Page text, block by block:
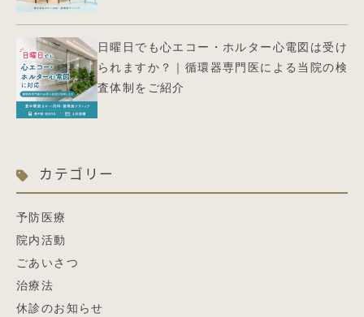
日曜日でも心エコー・ホルター心電図は受け
られますか？｜循環器専門医による当院の検
査体制をご紹介
カテゴリー
予防医療
院内活動
ごあいさつ
治療法
休診のお知らせ